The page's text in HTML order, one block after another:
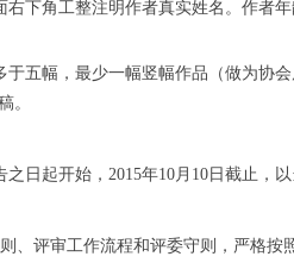
右下角工整注明作者真实姓名。作者
于五幅，最少一幅竖幅作品（做为协
。
之日起开始，2015年10月10日截止，
、评审工作流程和评委守则，严格按